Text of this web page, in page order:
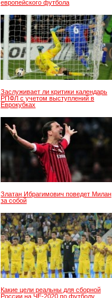
европейского футбола
Заслуживает ли критики календарь
РПФЛ с учетом выступлений в
Еврокубках
Златан Ибрагимович поведет Милан
за собой
Какие цели реальны для сборной
России на ЧЕ-2020 по футболу